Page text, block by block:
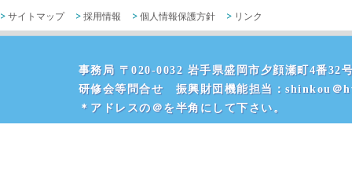
サイトマップ 採用情報 個人情報保護方針 リンク
事務局 〒020-0032 岩手県盛岡市夕顔瀬町4番32
研修会等問合せ 振興財団機能担当：
＊アドレスの＠を半角にして下さい。